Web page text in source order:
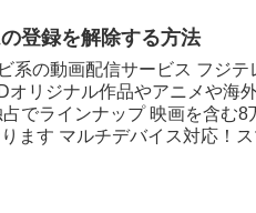
登録を解除する方法
系の動画配信サービス フジテ
オリジナル作品やアニメや海
でラインナップ 映画を含む8
ます マルチデバイス対応！